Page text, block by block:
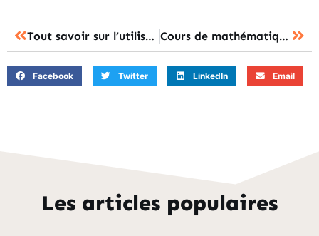
Tout savoir sur l’utilisation de l’ENSAP pour suivre des formations Cours de mathématiques : formation sur le calcul de l’Hypoténuse de Triangle Rectangle
Facebook Twitter LinkedIn Email
Les articles populaires